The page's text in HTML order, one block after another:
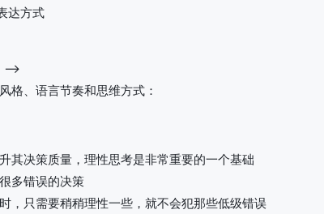
达方式
-->
格、语言节奏和思维方式：
其决策质量，理性思考是非常重要的一个基础
多错误的决策
，只需要稍稍理性一些，就不会犯那些低级错误